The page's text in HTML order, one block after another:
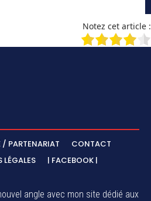
Notez cet article :
/ PARTENARIAT
CONTACT
| FACEBOOK |
angle avec mon site dédié aux